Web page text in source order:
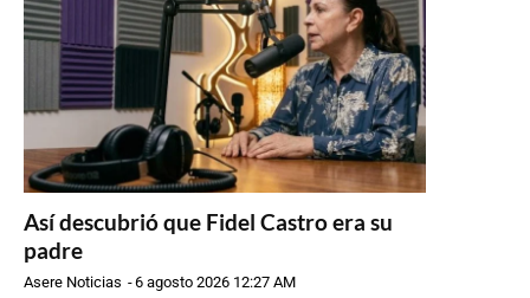
Así descubrió que Fidel Castro era su
padre
Asere Noticias -6 agosto 2026 12:27 AM